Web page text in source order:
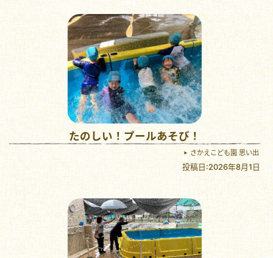
たのしい！プールあそび！
さかえこども園 思い出
投稿日:2026年8月1日